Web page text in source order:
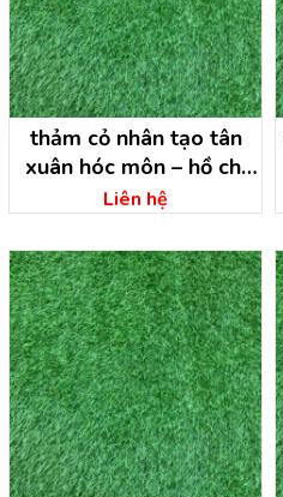
thảm cỏ nhân tạo tân
xuân hóc môn – hồ chí
minh
Liên hệ